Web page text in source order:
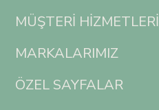
MÜŞTERİ HİZMETLERİ
MARKALARIMIZ
ÖZEL SAYFALAR